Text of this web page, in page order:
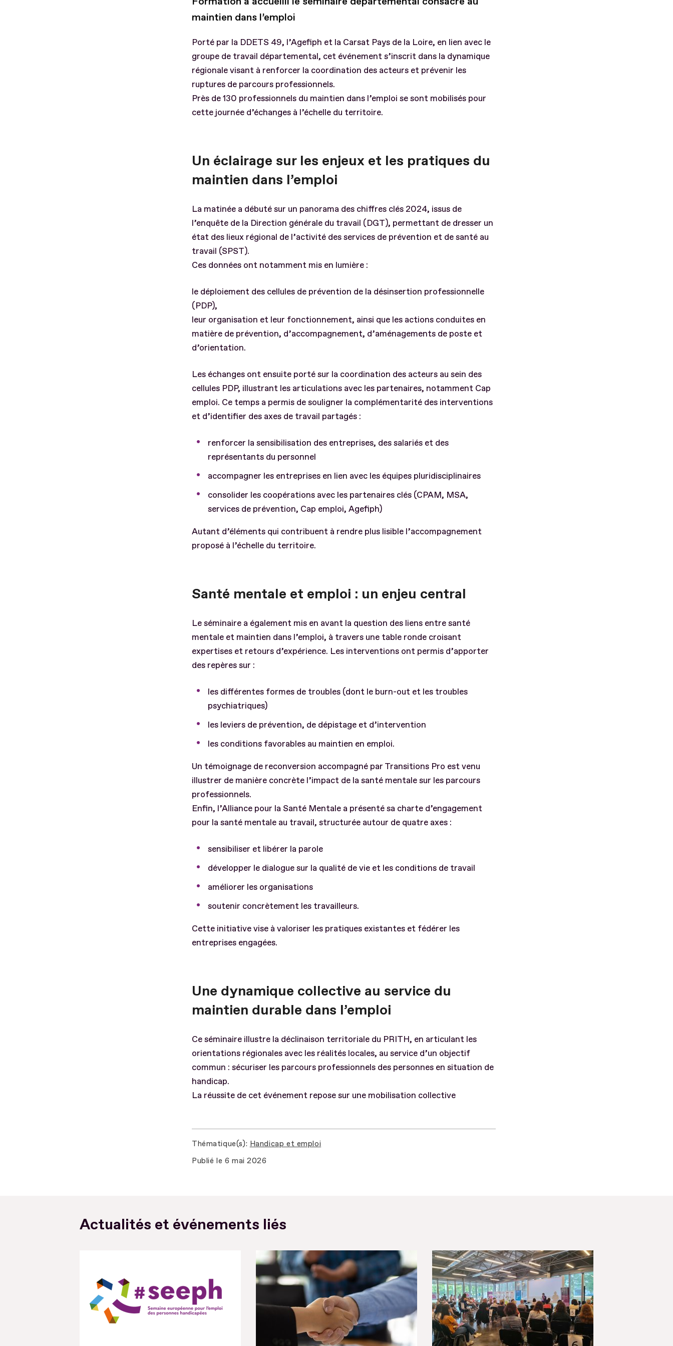
maintien dans l’emploi
Porté par la DDETS 49, l’Agefiph et la Carsat Pays de la Loire, en lien avec le
groupe de travail départemental, cet événement s’inscrit dans la dynamique
régionale visant à renforcer la coordination des acteurs et prévenir les
ruptures de parcours professionnels.
Près de 130 professionnels du maintien dans l’emploi se sont mobilisés pour
cette journée d’échanges à l’échelle du territoire.
Un éclairage sur les enjeux et les pratiques du
maintien dans l’emploi
La matinée a débuté sur un panorama des chiffres clés 2024, issus de
l’enquête de la Direction générale du travail (DGT), permettant de dresser un
état des lieux régional de l’activité des services de prévention et de santé au
travail (SPST).
Ces données ont notamment mis en lumière :
le déploiement des cellules de prévention de la désinsertion professionnelle
(PDP),
leur organisation et leur fonctionnement, ainsi que les actions conduites en
matière de prévention, d’accompagnement, d’aménagements de poste et
d’orientation.
Les échanges ont ensuite porté sur la coordination des acteurs au sein des
cellules PDP, illustrant les articulations avec les partenaires, notamment Cap
emploi. Ce temps a permis de souligner la complémentarité des interventions
et d’identifier des axes de travail partagés :
renforcer la sensibilisation des entreprises, des salariés et des
représentants du personnel
accompagner les entreprises en lien avec les équipes pluridisciplinaires
consolider les coopérations avec les partenaires clés (CPAM, MSA,
services de prévention, Cap emploi, Agefiph)
Autant d’éléments qui contribuent à rendre plus lisible l’accompagnement
proposé à l’échelle du territoire.
Santé mentale et emploi : un enjeu central
Le séminaire a également mis en avant la question des liens entre santé
mentale et maintien dans l’emploi, à travers une table ronde croisant
expertises et retours d’expérience. Les interventions ont permis d’apporter
des repères sur :
les différentes formes de troubles (dont le burn-out et les troubles
psychiatriques)
les leviers de prévention, de dépistage et d’intervention
les conditions favorables au maintien en emploi.
Un témoignage de reconversion accompagné par Transitions Pro est venu
illustrer de manière concrète l’impact de la santé mentale sur les parcours
professionnels.
Enfin, l’Alliance pour la Santé Mentale a présenté sa charte d’engagement
pour la santé mentale au travail, structurée autour de quatre axes :
sensibiliser et libérer la parole
développer le dialogue sur la qualité de vie et les conditions de travail
améliorer les organisations
soutenir concrètement les travailleurs.
Cette initiative vise à valoriser les pratiques existantes et fédérer les
entreprises engagées.
Une dynamique collective au service du
maintien durable dans l’emploi
Ce séminaire illustre la déclinaison territoriale du PRITH, en articulant les
orientations régionales avec les réalités locales, au service d’un objectif
commun : sécuriser les parcours professionnels des personnes en situation de
handicap.
La réussite de cet événement repose sur une mobilisation collective
Thématique(s) Handicap et emploi
Publié le 6 mai 2026
Actualités et événements liés